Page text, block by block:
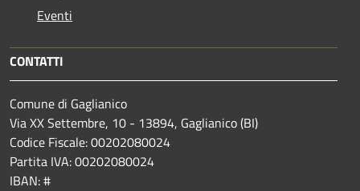
Eventi
CONTATTI
Comune di Gaglianico
Via XX Settembre, 10 - 13894, Gaglianico (BI)
Codice Fiscale: 00202080024
Partita IVA: 00202080024
IBAN: #